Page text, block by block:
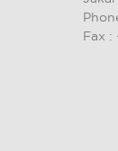
Fax :